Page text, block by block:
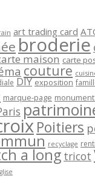
art trading card
broderie
maison carte
couture
DIY exposition
marque-page
Poitiers
recyclage
a long tricot